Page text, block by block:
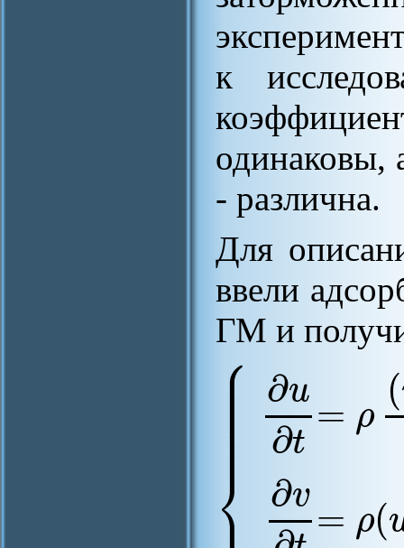
к
одинаковы,
- различна.
Для
ввели
ГМ и
⎧
⎨
⎪
⎪
⎪
⎪⎪⎪
⎪
⎪
∂u
∂t
∂v
= ρ (
= ρ(